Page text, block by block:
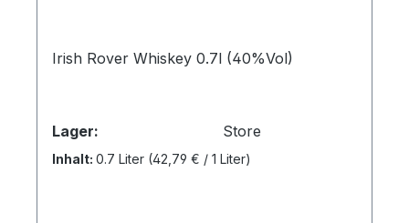
Irish Rover Whiskey 0.7l (40%Vol)
Lager: Store
Inhalt: 0.7 Liter (42,79 € / 1 Liter)